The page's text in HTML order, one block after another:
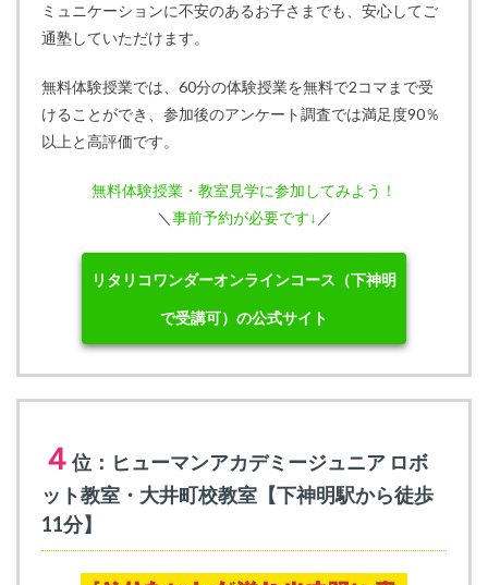
ミュニケーションに不安のあるお子さまでも、安心してご
通塾していただけます。
無料体験授業では、60分の体験授業を無料で2コマまで受
けることができ、参加後のアンケート調査では満足度90％
以上と高評価です。
無料体験授業・教室見学に参加してみよう！
＼ 事前予約が必要です↓ ／
リタリコワンダーオンラインコース（下神明
で受講可）の公式サイト
４ 位：ヒューマンアカデミージュニア ロボ
ット教室・大井町校教室【下神明駅から徒歩
11分】